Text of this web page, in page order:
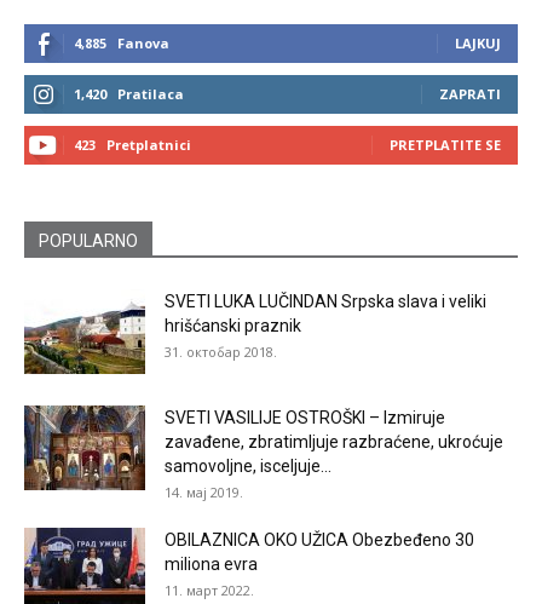
4,885 Fanova LAJKUJ
1,420 Pratilaca ZAPRATI
423 Pretplatnici PRETPLATITE SE
POPULARNO
SVETI LUKA LUČINDAN Srpska slava i veliki
hrišćanski praznik
31. октобар 2018.
SVETI VASILIJE OSTROŠKI – Izmiruje
zavađene, zbratimljuje razbraćene, ukroćuje
samovoljne, isceljuje...
14. мај 2019.
OBILAZNICA OKO UŽICA Obezbeđeno 30
miliona evra
11. март 2022.